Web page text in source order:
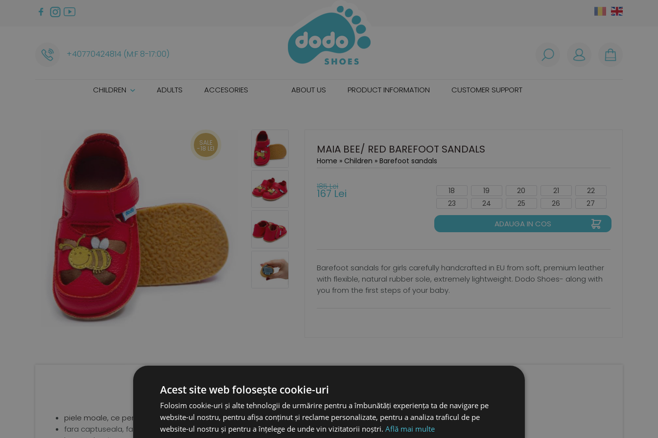
+40770424814 (M:F 8-17:00)
CHILDREN ADULTS ACCESORIES ABOUT US PRODUCT INFORMATION CUSTOMER SUPPORT
SALE
-18 LEI MAIA BEE/ RED BAREFOOT SANDALS
Home » Children » Barefoot sandals
185 Lei
167 Lei 18 19 20 21
22
23
24 25 26 27
ADAUGA IN COS
Barefoot sandals for girls carefully handcrafted in EU from soft, premium leather
with flexible, natural rubber sole, extremely lightweight. Dodo Shoes- along with
you from the first steps of your baby.
piele moale, ce permite aerisirea optima a piciorulului
fara captuseala, fara intarituri
Acest site web folosește cookie-uri
Folosim cookie-uri și alte tehnologii de urmărire pentru a îmbunătăți experiența ta de navigare pe
website-ul nostru, pentru afișa conținut și reclame personalizate, pentru a analiza traficul de pe
website-ul nostru și pentru a înțelege de unde vin vizitatorii noștri. Află mai multe